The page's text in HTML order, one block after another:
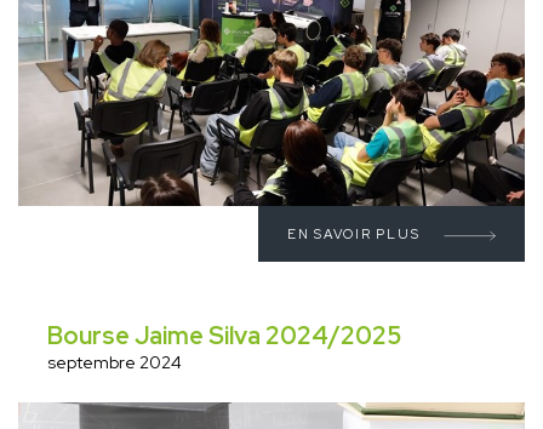
EN SAVOIR PLUS
Bourse Jaime Silva 2024/2025
septembre 2024